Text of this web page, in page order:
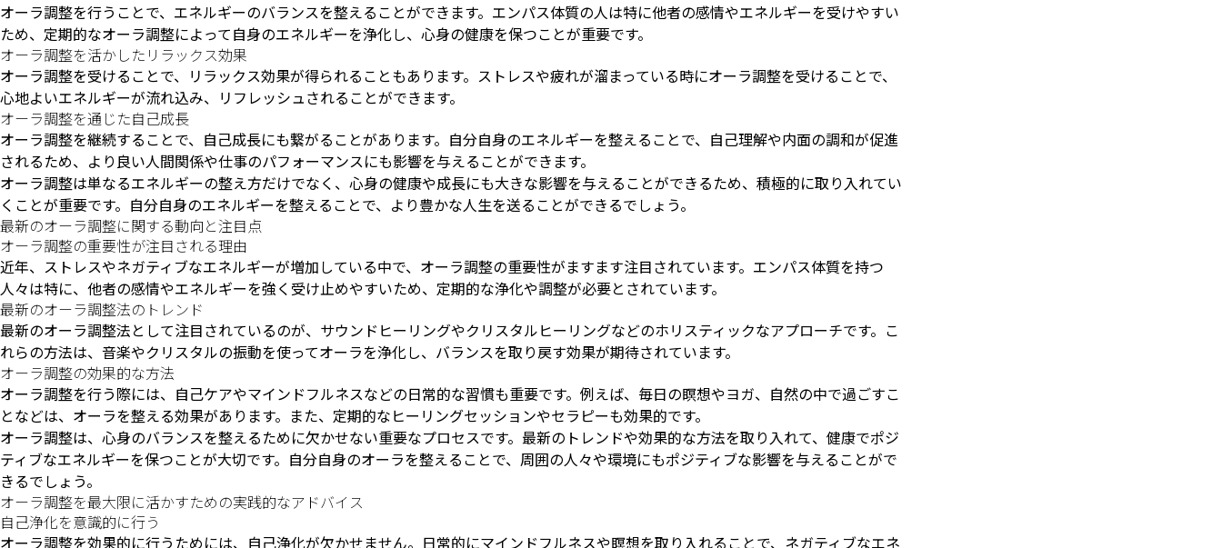
オーラ調整を行うことで、エネルギーのバランスを整えることができます。エンパス体質の人は特に他者の感情やエネルギーを受けやすい
ため、定期的なオーラ調整によって自身のエネルギーを浄化し、心身の健康を保つことが重要です。
オーラ調整を活かしたリラックス効果
オーラ調整を受けることで、リラックス効果が得られることもあります。ストレスや疲れが溜まっている時にオーラ調整を受けることで、
心地よいエネルギーが流れ込み、リフレッシュされることができます。
オーラ調整を通じた自己成長
オーラ調整を継続することで、自己成長にも繋がることがあります。自分自身のエネルギーを整えることで、自己理解や内面の調和が促進
されるため、より良い人間関係や仕事のパフォーマンスにも影響を与えることができます。
オーラ調整は単なるエネルギーの整え方だけでなく、心身の健康や成長にも大きな影響を与えることができるため、積極的に取り入れてい
くことが重要です。自分自身のエネルギーを整えることで、より豊かな人生を送ることができるでしょう。
最新のオーラ調整に関する動向と注目点
オーラ調整の重要性が注目される理由
近年、ストレスやネガティブなエネルギーが増加している中で、オーラ調整の重要性がますます注目されています。エンパス体質を持つ
人々は特に、他者の感情やエネルギーを強く受け止めやすいため、定期的な浄化や調整が必要とされています。
最新のオーラ調整法のトレンド
最新のオーラ調整法として注目されているのが、サウンドヒーリングやクリスタルヒーリングなどのホリスティックなアプローチです。こ
れらの方法は、音楽やクリスタルの振動を使ってオーラを浄化し、バランスを取り戻す効果が期待されています。
オーラ調整の効果的な方法
オーラ調整を行う際には、自己ケアやマインドフルネスなどの日常的な習慣も重要です。例えば、毎日の瞑想やヨガ、自然の中で過ごすこ
となどは、オーラを整える効果があります。また、定期的なヒーリングセッションやセラピーも効果的です。
オーラ調整は、心身のバランスを整えるために欠かせない重要なプロセスです。最新のトレンドや効果的な方法を取り入れて、健康でポジ
ティブなエネルギーを保つことが大切です。自分自身のオーラを整えることで、周囲の人々や環境にもポジティブな影響を与えることがで
きるでしょう。
オーラ調整を最大限に活かすための実践的なアドバイス
自己浄化を意識的に行う
オーラ調整を効果的に行うためには、自己浄化が欠かせません。日常的にマインドフルネスや瞑想を取り入れることで、ネガティブなエネ